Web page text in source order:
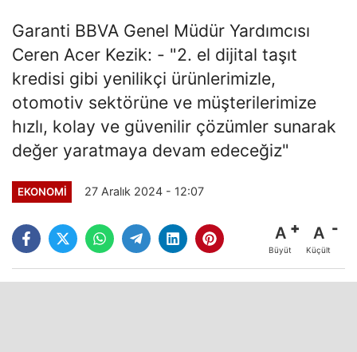
Garanti BBVA Genel Müdür Yardımcısı
Ceren Acer Kezik: - "2. el dijital taşıt
kredisi gibi yenilikçi ürünlerimizle,
otomotiv sektörüne ve müşterilerimize
hızlı, kolay ve güvenilir çözümler sunarak
değer yaratmaya devam edeceğiz"
EKONOMI 27 Aralık 2024 - 12:07
A
Büyüt
A
Küçült